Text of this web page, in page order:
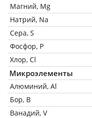
Магний, Mg
Натрий, Na
Сера, S
Фосфор, P
Хлор, Cl
Микроэлементы
Алюминий, Al
Бор, B
Ванадий, V